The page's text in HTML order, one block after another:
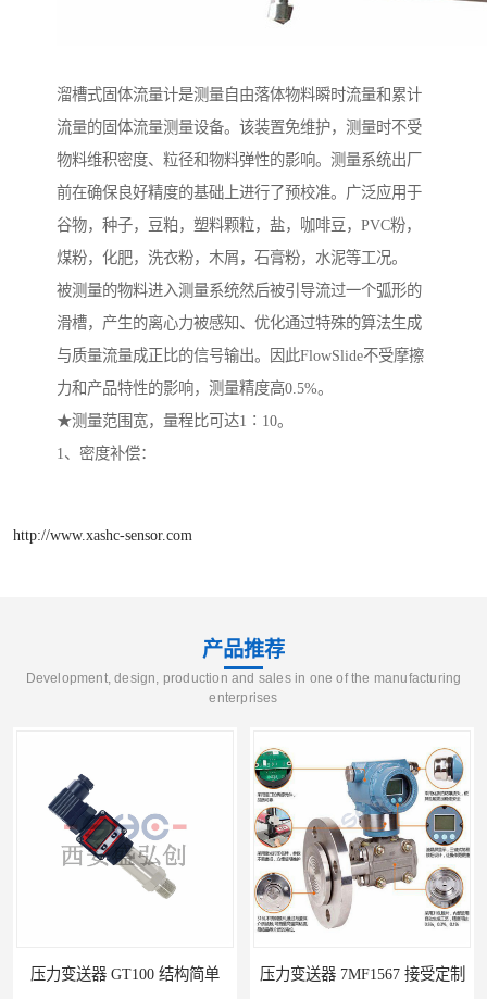
溜槽式固体流量计是测量自由落体物料瞬时流量和累计
流量的固体流量测量设备。该装置免维护，测量时不受
物料维积密度、粒径和物料弹性的影响。测量系统出厂
前在确保良好精度的基础上进行了预校准。广泛应用于
谷物，种子，豆粕，塑料颗粒，盐，咖啡豆，PVC粉，
煤粉，化肥，洗衣粉，木屑，石膏粉，水泥等工况。
被测量的物料进入测量系统然后被引导流过一个弧形的
滑槽，产生的离心力被感知、优化通过特殊的算法生成
与质量流量成正比的信号输出。因此FlowSlide不受摩擦
力和产品特性的影响，测量精度高0.5%。
★测量范围宽，量程比可达1∶10。
1、密度补偿：
http://www.xashc-sensor.com
产品推荐
Development, design, production and sales in one of the manufacturing
enterprises
压力变送器 7MF1567 接受定制 压力变送器 ZPM213 按需定制